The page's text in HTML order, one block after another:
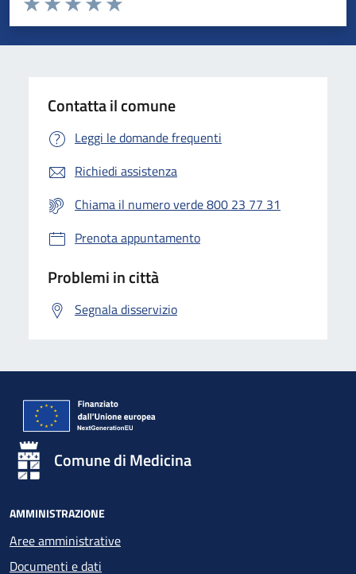
Valuta 5 stelle su 5
Valuta 4 stelle su 5
Valuta 3 stelle su 5
Valuta 2 stelle su 5
Valuta 1 stelle su 5
Contatta il comune
Leggi le domande frequenti
Richiedi assistenza
Chiama il numero verde 800 23 77 31
Prenota appuntamento
Problemi in città
Segnala disservizio
Comune di Medicina
AMMINISTRAZIONE
Aree amministrative
Documenti e dati